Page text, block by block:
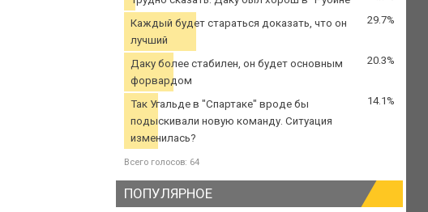
Каждый будет стараться доказать, что он
лучший
29.7%
Даку более стабилен, он будет основным
форвардом
20.3%
Так Угальде в "Спартаке" вроде бы
подыскивали новую команду. Ситуация
изменилась?
14.1%
Всего голосов: 64
ПОПУЛЯРНОЕ